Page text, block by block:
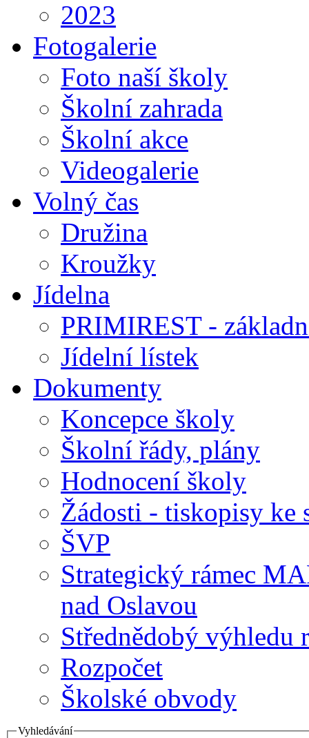
2023
Fotogalerie
Foto naší školy
Školní zahrada
Školní akce
Videogalerie
Volný čas
Družina
Kroužky
Jídelna
PRIMIREST -
Jídelní lístek
Dokumenty
Koncepce školy
Školní řády, plány
Hodnocení školy
Žádosti - tiskopisy ke
ŠVP
Strategický rámec
nad Oslavou
Střednědobý výhledu
Rozpočet
Školské obvody
Vyhledávání